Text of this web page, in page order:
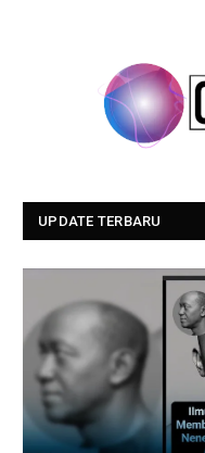
UPDATE TERBARU